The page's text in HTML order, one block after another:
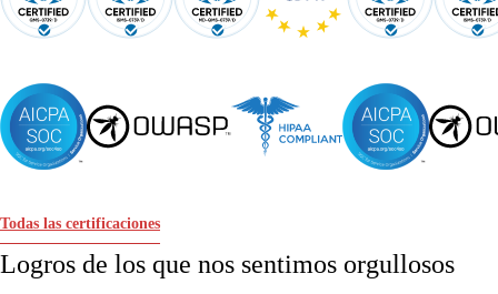
Todas las certificaciones
Logros de los que nos sentimos orgullosos